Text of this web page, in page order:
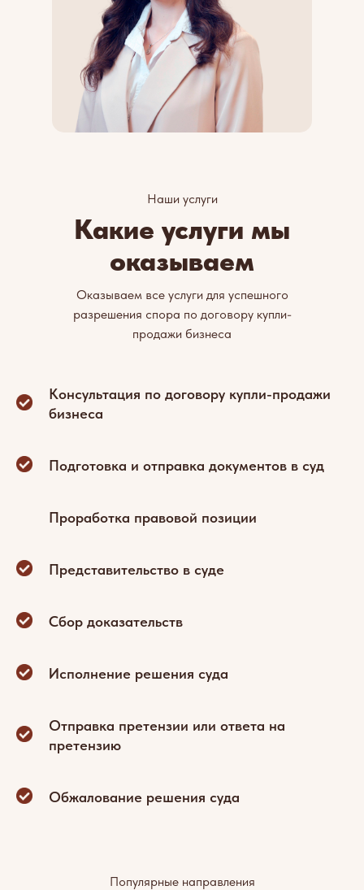
Какие услуги мы
оказываем
Наши услуги
Оказываем все услуги для успешного
разрешения спора по договору купли-
продажи бизнеса
Консультация по договору купли-продажи
бизнеса
Подготовка и отправка документов в суд
Проработка правовой позиции
Представительство в суде
Сбор доказательств
Исполнение решения суда
Отправка претензии или ответа на
претензию
Обжалование решения суда
Популярные направления